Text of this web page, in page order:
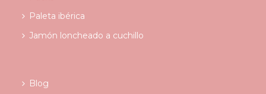
Paleta ibérica
Jamón loncheado a cuchillo
Blog